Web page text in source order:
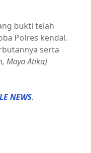
bukti telah
Polres kendal.
serta
Maya Atika)
NEWS.